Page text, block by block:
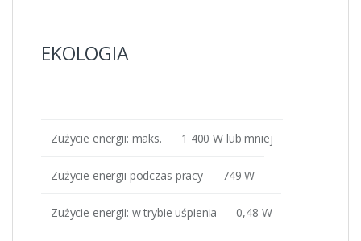
EKOLOGIA
Zużycie energii: maks. 1 400 W lub mniej
Zużycie energii podczas pracy 749 W
Zużycie energii: w trybie uśpienia 0,48 W